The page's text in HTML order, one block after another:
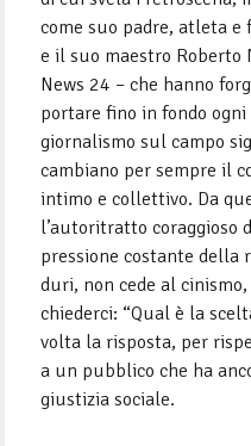
come suo padre, atleta e
e il suo maestro Roberto
News 24 – che hanno
portare fino in fondo
giornalismo sul campo
cambiano per sempre il
intimo e collettivo. Da
l’autoritratto coraggioso
pressione costante
duri, non cede al
chiederci: “Qual è la
volta la risposta, per
a un pubblico che ha
giustizia sociale.